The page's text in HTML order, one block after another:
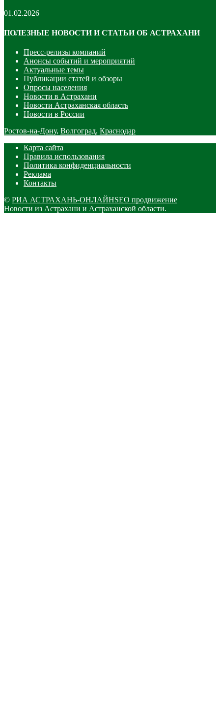
01.02.2026
ПОЛЕЗНЫЕ НОВОСТИ И СТАТЬИ ОБ АСТРАХАНИ
Пресс-релизы компаний
Анонсы событий и мероприятий
Актуальные темы
Публикации статей и обзоры
Опросы населения
Новости в Астрахани
Новости Астраханская область
Новости в России
Ростов-на-Дону, Волгоград, Краснодар
Карта сайта
Правила использования
Политика конфиденциальности
Реклама
Контакты
© РИА АСТРАХАНЬ-ОНЛАЙНSEO продвижение
Новости из Астрахани и Астраханской области.